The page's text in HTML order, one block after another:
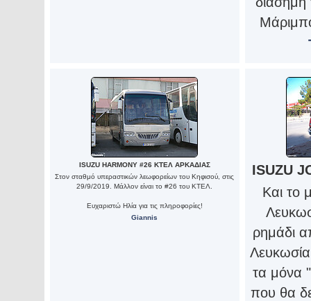
ISUZU HARMONY #26 ΚΤΕΛ ΑΡΚΑΔΙΑΣ
Στον σταθμό υπεραστικών λεωφορείων του Κηφισού, στις
29/9/2019. Μάλλον είναι το #26 του ΚΤΕΛ.
Ευχαριστώ Ηλία για τις πληροφορίες!
Giannis
ISUZU
Και το
ρημάδι
τα μόνα
που θα